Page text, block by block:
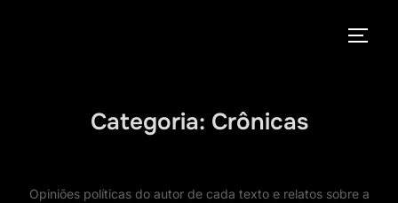
Categoria: Crônicas
Opiniões políticas do autor de cada texto e relatos sobre a